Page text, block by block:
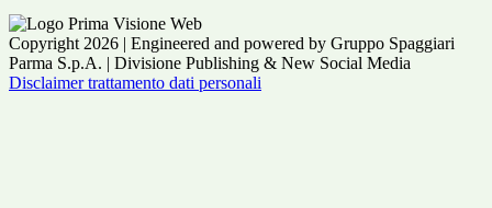
Copyright 2026 | Engineered and powered by Gruppo Spaggiari
Parma S.p.A. | Divisione Publishing & New Social Media
Disclaimer trattamento dati personali